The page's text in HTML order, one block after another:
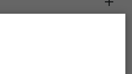
motsvarande